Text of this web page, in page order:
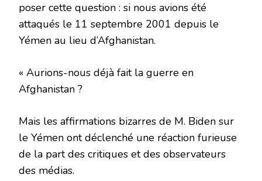
poser cette question : si nous avions été
attaqués le 11 septembre 2001 depuis le
Yémen au lieu d’Afghanistan.
« Aurions-nous déjà fait la guerre en
Afghanistan ?
Mais les affirmations bizarres de M. Biden sur
le Yémen ont déclenché une réaction furieuse
de la part des critiques et des observateurs
des médias.